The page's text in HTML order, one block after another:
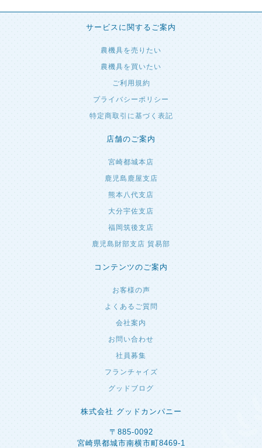
サービスに関するご案内
農機具を売りたい
農機具を買いたい
ご利用規約
プライバシーポリシー
特定商取引に基づく表記
鹿児島鹿屋支店
熊本八代支店
大分宇佐支店
福岡筑後支店
鹿児島財部支店 貿易部
よくあるご質問
会社案内
お問い合わせ
社員募集
フランチャイズ
グッドブログ
〒885-0092
宮崎県都城市南横市町8469-1
TEL